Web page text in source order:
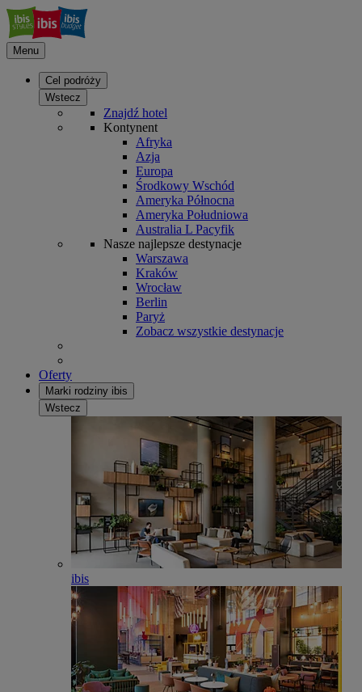
Menu
Cel podróży
Wstecz
Znajdź hotel
Kontynent
Afryka
Azja
Europa
Środkowy Wschód
Ameryka Północna
Ameryka Południowa
Australia L Pacyfik
Nasze najlepsze destynacje
Warszawa
Kraków
Wrocław
Berlin
Paryż
Zobacz wszystkie destynacje
Oferty
Marki rodziny ibis
Wstecz
ibis